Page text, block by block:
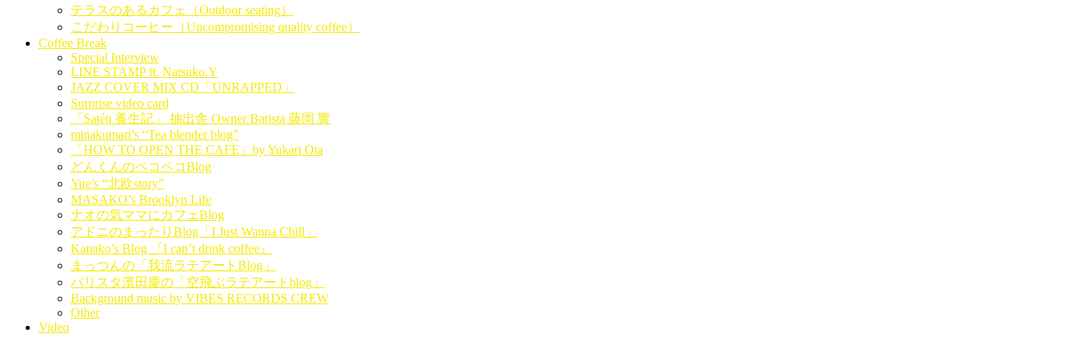
テラスのあるカフェ（Outdoor seating）
こだわりコーヒー（Uncompromising quality coffee）
Coffee Break
Special Interview
LINE STAMP ft. Natsuko.Y
JAZZ COVER MIX CD「UNRAPPED」
Surprise video card
「Satén 養生記」 抽出舎 Owner Barista 藤岡 響
minakumari’s “Tea blender blog”
「HOW TO OPEN THE CAFE」by Yukari Ota
どんくんのペコペコBlog
Yue’s “北欧story”
MASAKO’s Brooklyn Life
ナオの気ママにカフェBlog
アドニのまったりBlog「I Just Wanna Chill」
Kanako’s Blog 『I can’t drink coffee』
まっつんの「我流ラテアートBlog」
バリスタ濱田慶の「空飛ぶラテアートblog」
Background music by VIBES RECORDS CREW
Other
Video